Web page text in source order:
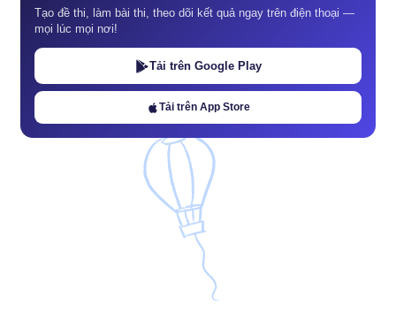
Tạo đề thi, làm bài thi, theo dõi kết quả ngay trên điện thoại —
mọi lúc mọi nơi!
Tải trên Google Play
Tải trên App Store